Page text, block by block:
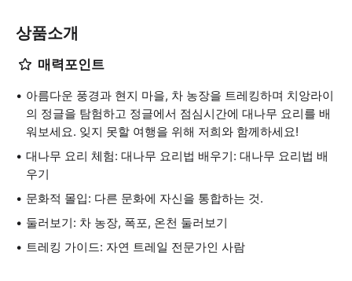
상품소개
매력포인트
아름다운 풍경과 현지 마을, 차 농장을 트레킹하며 치앙라이
의 정글을 탐험하고 정글에서 점심시간에 대나무 요리를 배
워보세요. 잊지 못할 여행을 위해 저희와 함께하세요!
대나무 요리 체험: 대나무 요리법 배우기: 대나무 요리법 배
우기
문화적 몰입: 다른 문화에 자신을 통합하는 것.
둘러보기: 차 농장, 폭포, 온천 둘러보기
트레킹 가이드: 자연 트레일 전문가인 사람